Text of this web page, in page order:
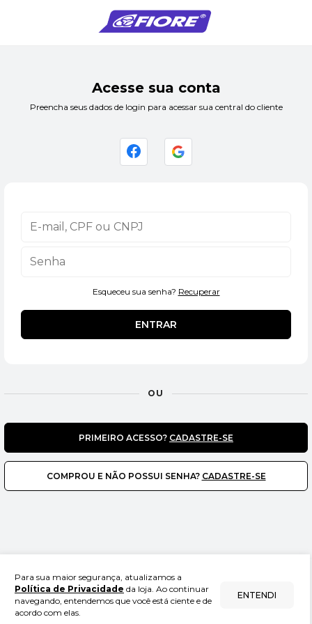
Para sua maior segurança, atualizamos a
Política de Privacidade da loja. Ao continuar
navegando, entendemos que você está ciente e de
acordo com elas.
ENTENDI
Acesse sua conta
Preencha seus dados de login para acessar sua central do cliente
Esqueceu sua senha? Recuperar
ENTRAR
OU
PRIMEIRO ACESSO? CADASTRE-SE
COMPROU E NÃO POSSUI SENHA? CADASTRE-SE
FIORE SPORTS
43.122.837/0001-16
Central de vendas WhatsApp (11) 98980-3376